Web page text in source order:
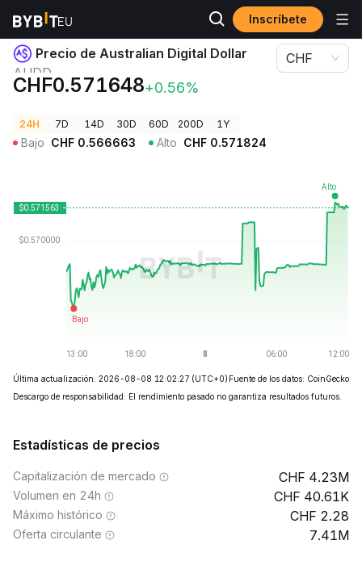
Inscríbete
Precios de Criptomonedas Precio de Australian Digital Dollar AUDD
Precio de Australian Digital Dollar
AUDD
CHF0.571648+0.56%
CHF
24H 7D 14D 30D 60D 200D 1Y
Bajo CHF 0.566663 Alto CHF 0.571824
Última actualización: 2026-08-08 12:02:27 (UTC+0) Fuente de los datos: CoinGecko
Descargo de responsabilidad: El rendimiento pasado no garantiza resultados futuros.
Estadísticas de precios
Capitalización de mercado 4.23M
Volumen en 24h 40.61K
Máximo histórico 2.28
Oferta circulante 7.41M